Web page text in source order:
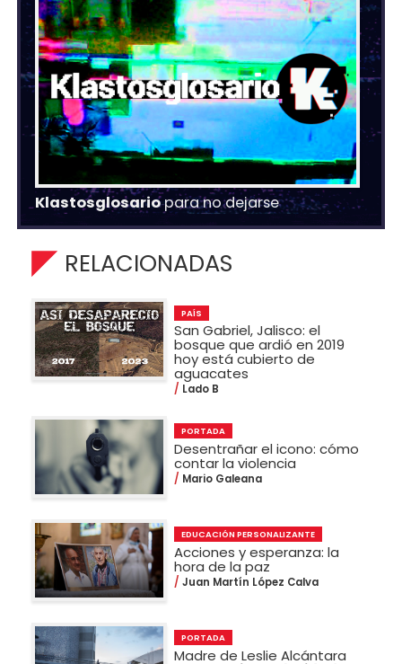
Klastosglosariopara no dejarse
RELACIONADAS
PAÍS
San Gabriel, Jalisco: el
bosque que ardió en 2019
hoy está cubierto de
aguacates
Lado B
PORTADA
Desentrañar el icono: cómo
contar la violencia
Mario Galeana
EDUCACIÓN PERSONALIZANTE
Acciones y esperanza: la
hora de la paz
Juan Martín López Calva
PORTADA
Madre de Leslie Alcántara